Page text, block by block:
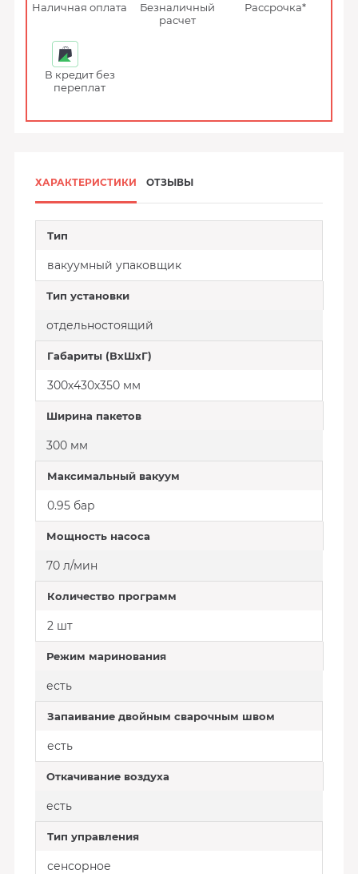
Наличная оплата
Безналичный
расчет
Рассрочка*
В кредит без
переплат
ХАРАКТЕРИСТИКИ ОТЗЫВЫ
Тип
вакуумный упаковщик
Тип установки
отдельностоящий
Габариты (ВхШхГ)
300х430х350 мм
Ширина пакетов
300 мм
Максимальный вакуум
0.95 бар
Мощность насоса
70 л/мин
Количество программ
2 шт
Режим маринования
есть
Запаивание двойным сварочным швом
есть
Откачивание воздуха
есть
Тип управления
сенсорное